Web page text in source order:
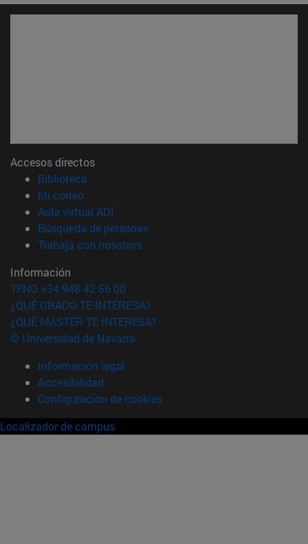
Accesos directos
Biblioteca
Mi correo(abre en nueva ventana)
Aula virtual ADI
Búsqueda de personas(abre en nueva ventana)
Trabaja con nosotros(abre en nueva ventana)
Información
TFNO +34 948 42 56 00
¿QUÉ GRADO TE INTERESA?
¿QUÉ MÁSTER TE INTERESA?
© Universidad de Navarra
Información legal
Accesibilidad
Configuración de cookies
Localizador de campus